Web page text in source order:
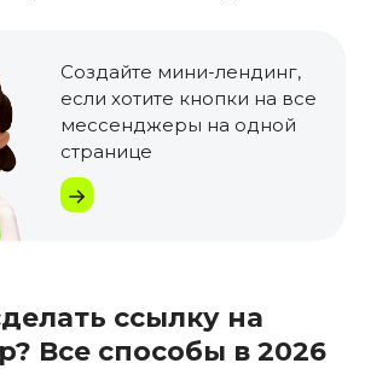
Создайте мини-лендинг,
если хотите кнопки на все
мессенджеры на одной
странице
ссылку на
Все способы в 2026